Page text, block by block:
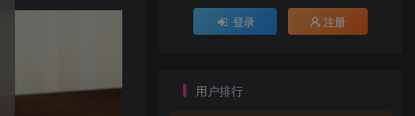
登录 注册
用户排行